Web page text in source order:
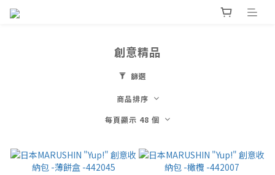
創意精品
篩選
商品排序
每頁顯示 48 個